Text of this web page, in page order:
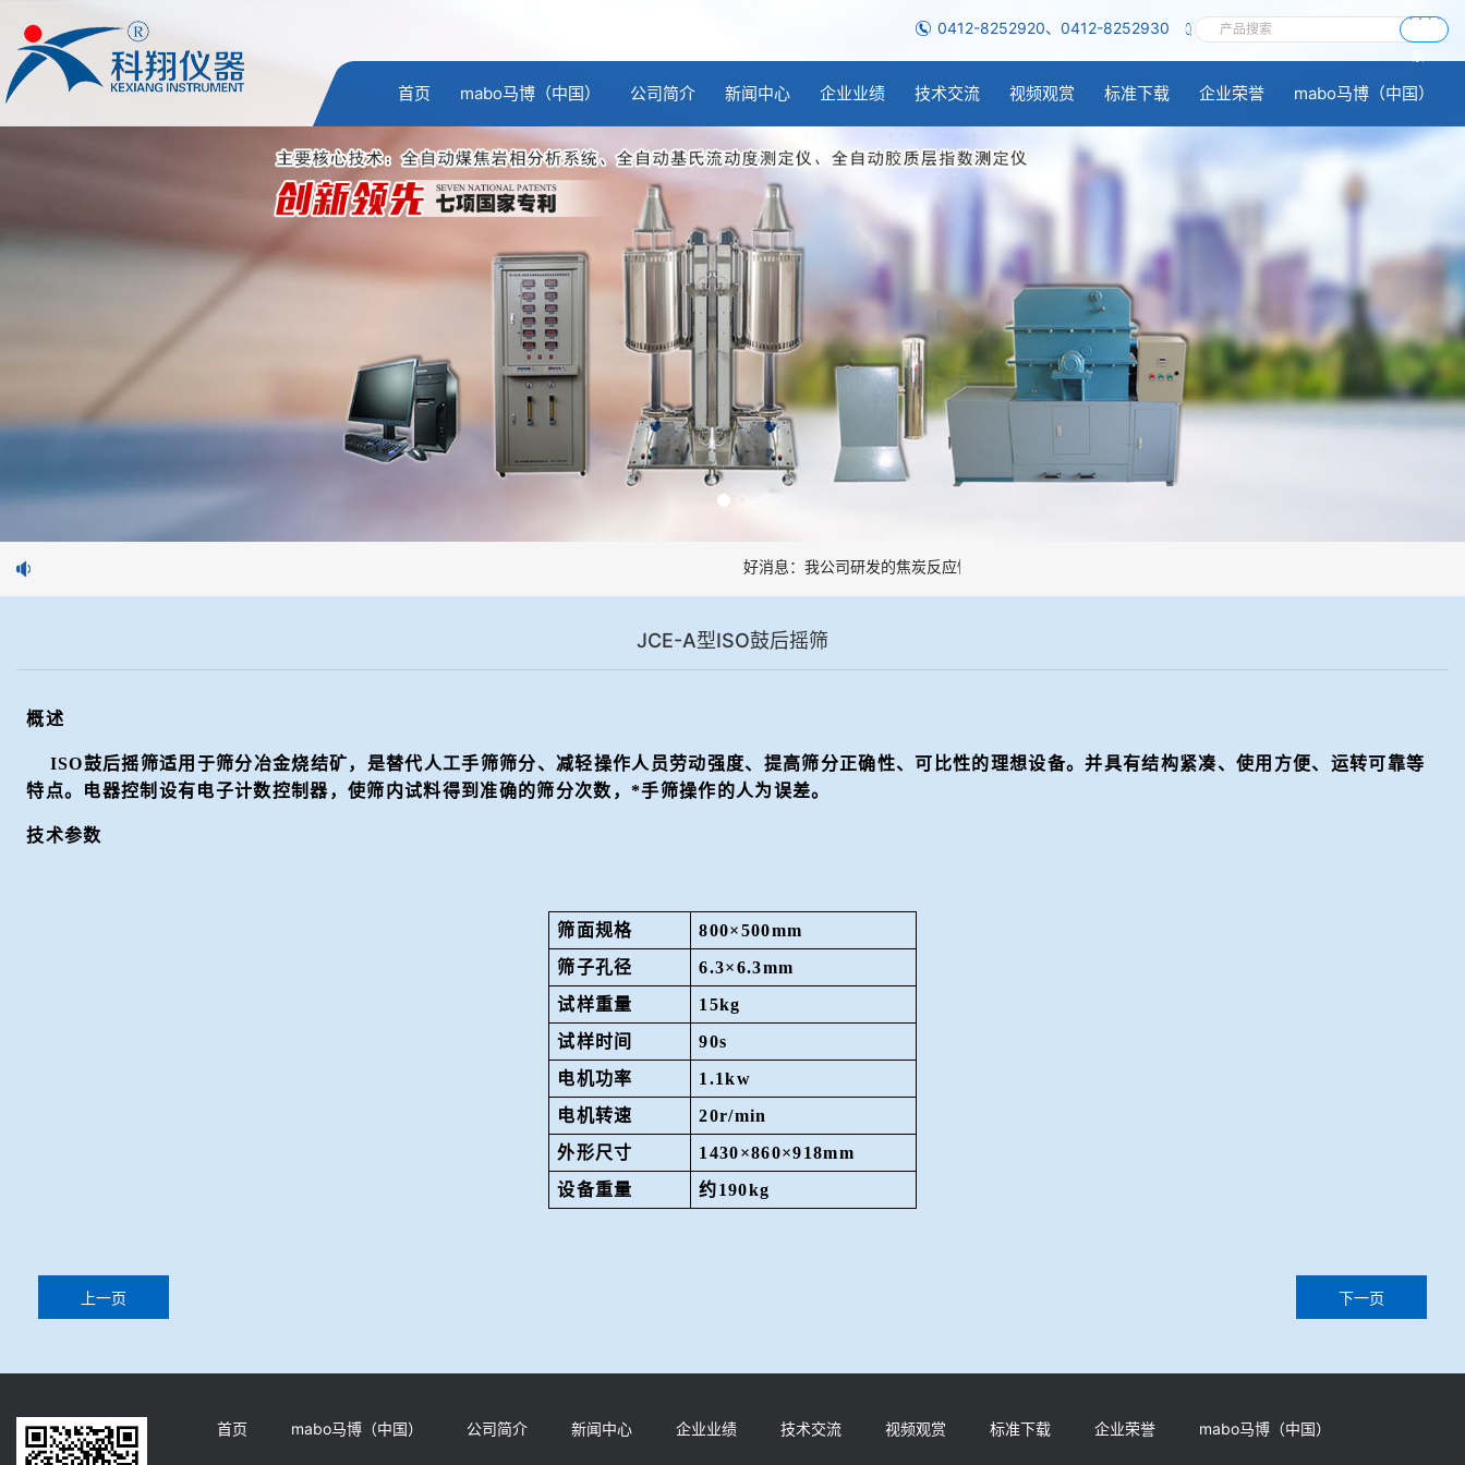
0412-8252920、0412-8252930
首页 mabo马博（中国） 公司简介 新闻中心 企业业绩 技术交流 视频观赏 标准下载 企业荣誉 mabo马博（中国）
好消息：我公司研发的焦炭反应性制样系统，全部制样过程机械化操作，没有人为误差，焦球形状与人工制
JCE-A型ISO鼓后摇筛
概述
ISO鼓后摇筛适用于筛分冶金烧结矿，是替代人工手筛筛分、减轻操作人员劳动强度、提高筛分正确性、可比性的理想设备。并具有结构紧凑、使用方便、运转可靠等
特点。电器控制设有电子计数控制器，使筛内试料得到准确的筛分次数，*手筛操作的人为误差。
技术参数
筛面规格
800×500mm
筛子孔径
6.3×6.3mm
试样重量
15kg
试样时间
90s
电机功率
1.1kw
电机转速
20r/min
外形尺寸
1430×860×918mm
设备重量
约190kg
上一页 下一页
首页 mabo马博（中国） 公司简介 新闻中心 企业业绩 技术交流 视频观赏 标准下载 企业荣誉 mabo马博（中国）